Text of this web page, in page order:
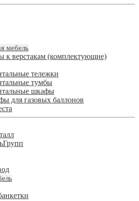
мебель
к верстакам (комплектующие)
тележки
тумбы
шкафы
для газовых баллонов